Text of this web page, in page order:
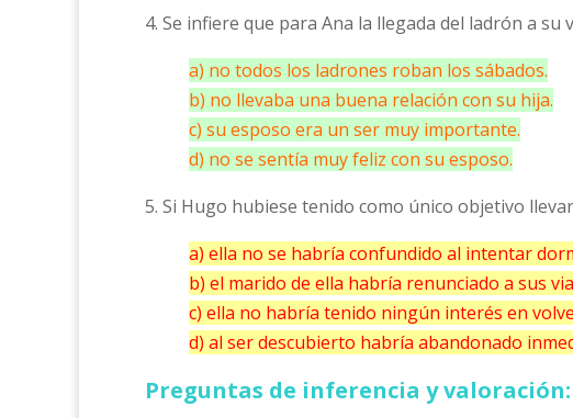
4. Se infiere que para Ana la llegada del ladrón a
a) no todos los ladrones roban los sábados.
b) no llevaba una buena relación con su hija.
c) su esposo era un ser muy importante.
d) no se sentía muy feliz con su esposo.
5. Si Hugo hubiese tenido como único objetivo
a) ella no se habría confundido al intentar
b) el marido de ella habría renunciado a sus
c) ella no habría tenido ningún interés en
d) al ser descubierto habría abandonado
Preguntas de inferencia y valoración: